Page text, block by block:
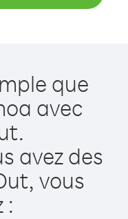
que
avec
avez des
vous
: